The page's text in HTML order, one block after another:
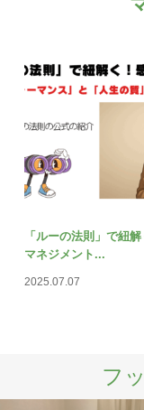
「ルーの法則」で紐
マネジメント...
2025.07.07
フ